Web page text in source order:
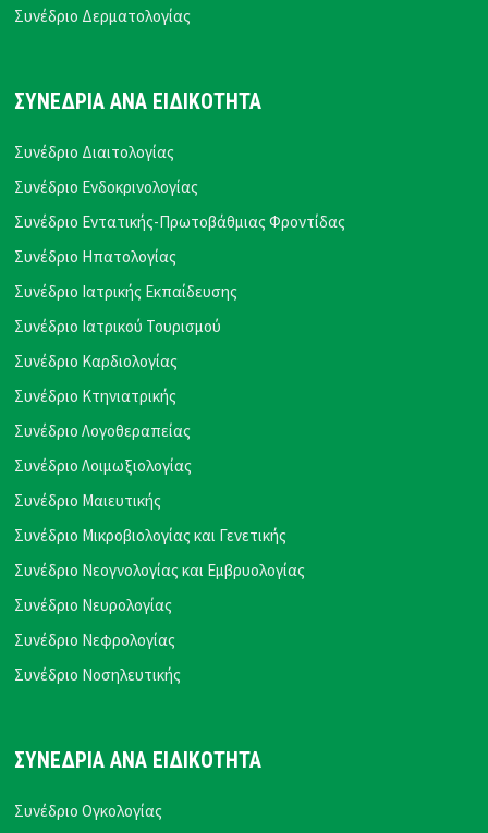
Συνέδριο Δερματολογίας
ΣΥΝΕΔΡΙΑ ΑΝΑ ΕΙΔΙΚΟΤΗΤΑ
Συνέδριο Διαιτολογίας
Συνέδριο Ενδοκρινολογίας
Συνέδριο Εντατικής-Πρωτοβάθμιας Φροντίδας
Συνέδριο Ηπατολογίας
Συνέδριο Ιατρικής Εκπαίδευσης
Συνέδριο Ιατρικού Τουρισμού
Συνέδριο Καρδιολογίας
Συνέδριο Κτηνιατρικής
Συνέδριο Λογοθεραπείας
Συνέδριο Λοιμωξιολογίας
Συνέδριο Μαιευτικής
Συνέδριο Μικροβιολογίας και Γενετικής
Συνέδριο Νεογνολογίας και Εμβρυολογίας
Συνέδριο Νευρολογίας
Συνέδριο Νεφρολογίας
Συνέδριο Νοσηλευτικής
ΣΥΝΕΔΡΙΑ ΑΝΑ ΕΙΔΙΚΟΤΗΤΑ
Συνέδριο Ογκολογίας